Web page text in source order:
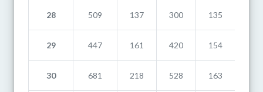
28 509 137 300 135
29 447 161 420 154
30 681 218 528 163